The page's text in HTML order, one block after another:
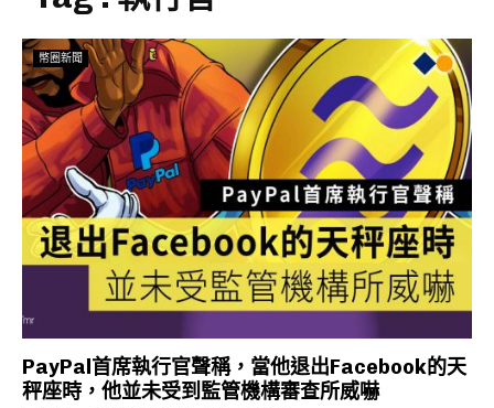
幣圈新聞
PayPal首席執行官聲稱，當他退出Facebook的天
秤座時，他並未受到監管機構審查所威嚇